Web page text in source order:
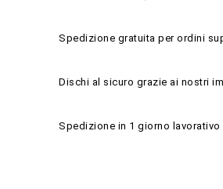
Spedizione gratuita per ordini
Dischi al sicuro grazie ai nostri
Spedizione in 1 giorno lavorativo